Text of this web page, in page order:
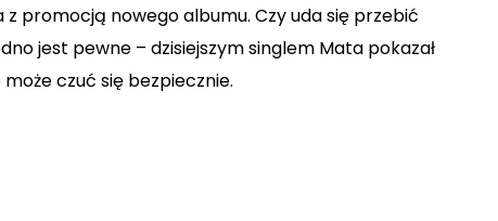
z promocją nowego albumu. Czy uda się przebić
jest pewne – dzisiejszym singlem Mata pokazał
czuć się bezpiecznie.